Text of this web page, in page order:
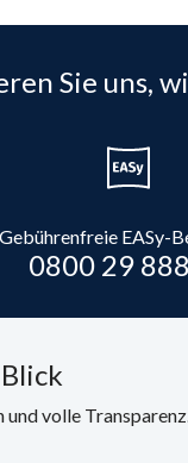
Sie uns,
Gebührenfreie EASy-
0800 29
und volle